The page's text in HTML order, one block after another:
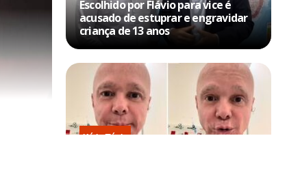
Escolhido por Flávio para vice é
acusado de estuprar e engravidar
criança de 13 anos
Kátia Flávia